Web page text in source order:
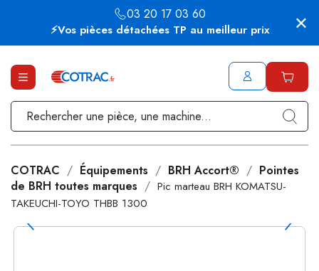
⚡Vos pièces détachées TP au meilleur prix
03 20 17 03 60
COTRAC Équipements BRH Accort®
Pointes
de BRH toutes marques
Pic marteau BRH KOMATSU-
TAKEUCHI-TOYO THBB 1300